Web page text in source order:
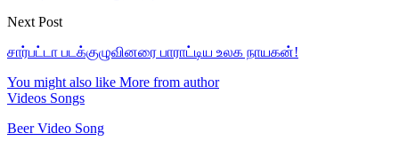
Next Post
சார்பட்டா படக்குழுவினரை பாராட்டிய உலக நாயகன்!
You might also like More from author
Videos Songs
Beer Video Song